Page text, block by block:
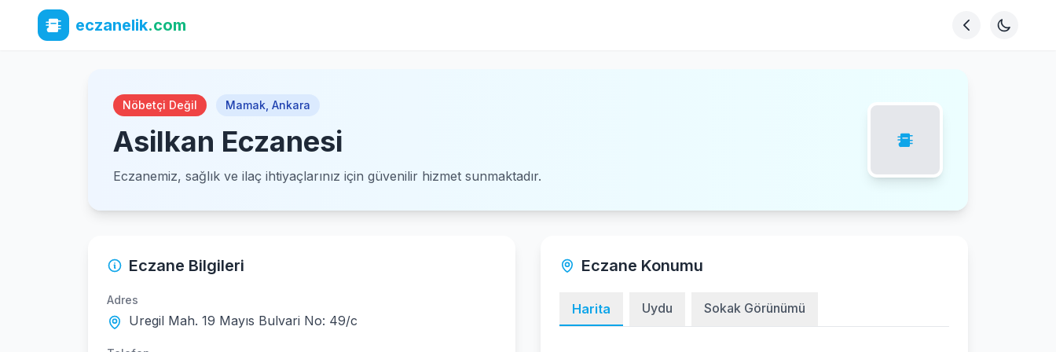
eczanelik.com
Nöbetçi Değil Mamak Ankara
Asilkan Eczanesi
Eczanemiz, sağlık ve ilaç ihtiyaçlarınız için güvenilir hizmet sunmaktadır.
Eczane Bilgileri
Adres
Uregil Mah. 19 Mayıs Bulvari No: 49/c
Eczane Konumu
Harita Uydu Sokak Görünümü